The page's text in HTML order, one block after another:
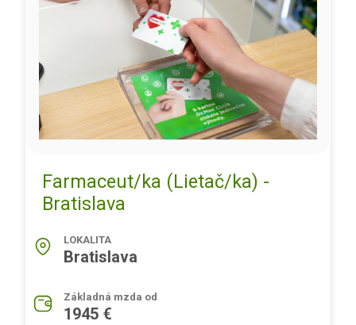
Farmaceut/ka (Lietač/ka) -
Bratislava
LOKALITA
Bratislava
Základná mzda od
1945 €